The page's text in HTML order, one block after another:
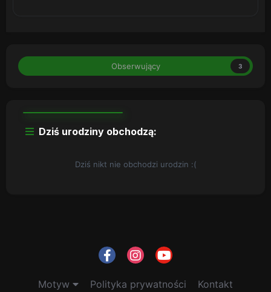
Obserwujący 3
Dziś urodziny obchodzą:
Dziś nikt nie obchodzi urodzin :(
Motyw Polityka prywatności Kontakt